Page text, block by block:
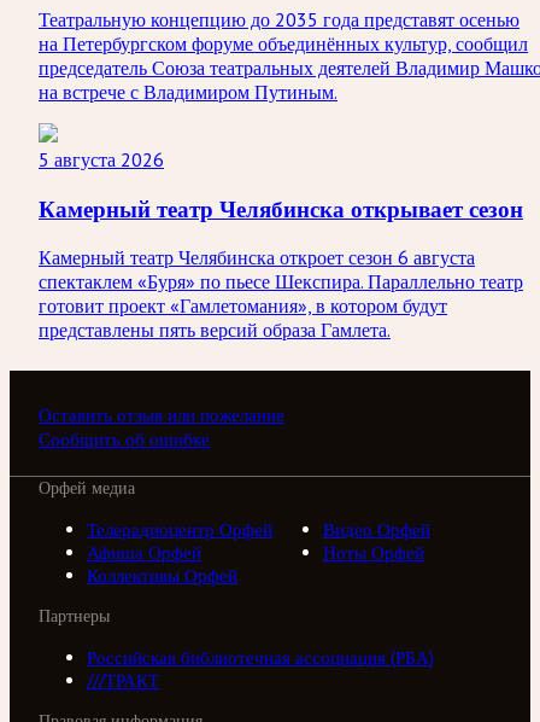
Театральную концепцию до 2035 года представят осенью
на Петербургском форуме объединённых культур, сообщил
председатель Союза театральных деятелей Владимир
на встрече с Владимиром Путиным.
5 августа 2026
Камерный театр Челябинска открывает сезон
Камерный театр Челябинска откроет сезон 6 августа
спектаклем «Буря» по пьесе Шекспира. Параллельно театр
готовит проект «Гамлетомания», в котором будут
представлены пять версий образа Гамлета.
Оставить отзыв или пожелание
Сообщить об ошибке
Орфей медиа
Телерадиоцентр Орфей
Видео Орфей
Афиша Орфей
Ноты Орфей
Коллективы Орфей
Партнеры
Российская библиотечная ассоциация (РБА)
///ТРАКТ